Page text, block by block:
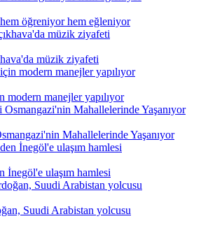
öğreniyor hem eğleniyor
müzik ziyafeti
manejler yapılıyor
Mahallelerinde Yaşanıyor
İnegöl'e ulaşım hamlesi
Suudi Arabistan yolcusu